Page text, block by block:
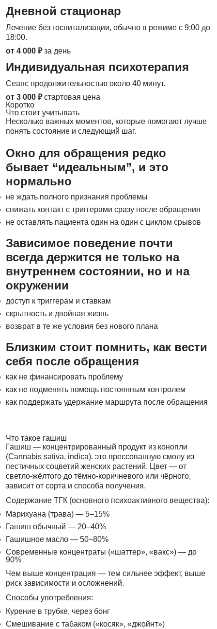
Дневной стационар
Лечение без госпитализации, обычно в режиме с 9:00 до
18:00.
от 4 000 ₽ за день
Индивидуальная психотерапия
Сеанс продолжительностью около 40 минут.
от 3 000 ₽ стартовая цена
Коротко
Что стоит учитывать
Несколько важных моментов, которые помогают лучше
понять состояние и следующий шаг.
Окно для обращения редко
бывает “идеальным”, и это
нормально
не ждать полного признания проблемы
снижать контакт с триггерами сразу после обращения
не оставлять пациента один на один с циклом срывов
Зависимое поведение почти
всегда держится не только на
внутреннем состоянии, но и на
окружении
доступ к триггерам и ставкам
скрытность и двойная жизнь
возврат в те же условия без нового плана
Близким стоит помнить, как вести
себя после обращения
как не финансировать проблему
как не подменять помощь постоянным контролем
как поддержать удержание маршрута после обращения
Что такое гашиш
Гашиш — концентрированный продукт из конопли
(Cannabis sativa, indica). это прессованную смолу из
пестичных соцветий женских растений. Цвет — от
светло-жёлтого до тёмно-коричневого или чёрного,
зависит от сорта и способа получения.
Содержание ТГК (основного психоактивного вещества):
Марихуана (трава) — 5–15%
Гашиш обычный — 20–40%
Гашишное масло — 50–80%
Современные концентраты («шаттер», «вакс») — до
90%
Чем выше концентрация — тем сильнее эффект, выше
риск зависимости и осложнений.
Способы употребления:
Курение в трубке, через бонг
Смешивание с табаком («косяк», «джойнт»)